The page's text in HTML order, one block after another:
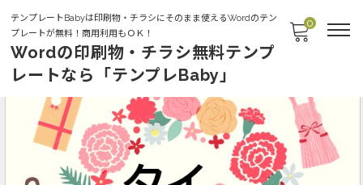
テンプレートBabyは印刷物・チラシにそのまま使えるWordのテン
プレートが無料！商用利用もＯＫ！
Wordの印刷物・チラシ無料テンプ
レートなら「テンプレBaby」
0